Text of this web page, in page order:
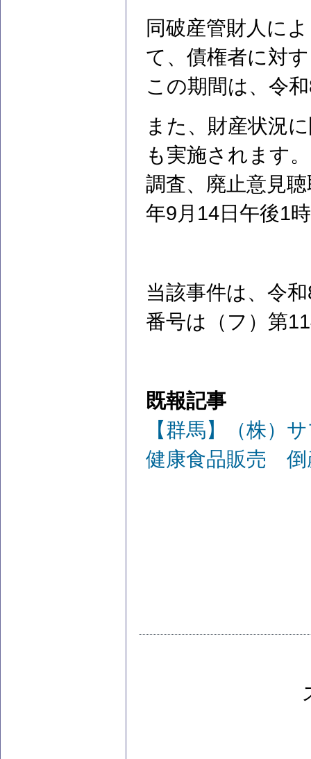
同破産管財人に
て、債権者に対
この期間は、令
また、財産状況
も実施されます
調査、廃止意見
年9月14日午後1
当該事件は、令
番号は（フ）第
既報記事
【群馬】（株）
健康食品販売 倒